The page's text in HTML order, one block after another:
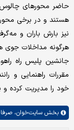
حاضر محورهای چالوس،
هستند و در برخی
نیز بارش باران و
هرگونه مداخلات جوی
جانشین پلیس راه
مقررات راهنمایی و
خود را مدیریت کرده
بخش سایت‌خوان،